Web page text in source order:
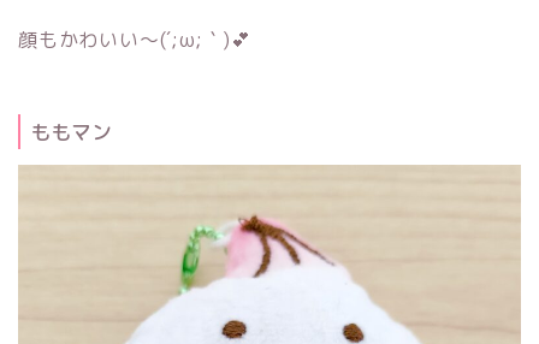
顔もかわいい～(´;ω;｀)💕
ももマン